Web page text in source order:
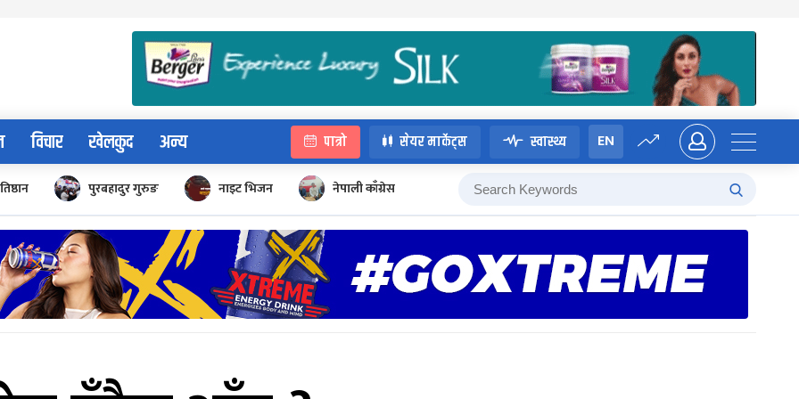
विचार खेलकुद अन्य पात्रो सेयर मार्केट्स स्वास्थ्य EN
पुरबहादुर गुरुङ नाइट भिजन नेपाली काँग्रेस